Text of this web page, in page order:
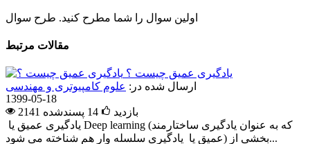
اولین سوال را شما مطرح کنید. طرح سوال
مقالات مرتبط
یادگیری عمیق چیست ؟
ارسال شده در: علوم کامپیوتری و مهندسی
1399-05-18
2141 بازدید
14 پسندشده
عمیق یا یادگیری سلسله وار هم شناخته می شود) بخشی از...